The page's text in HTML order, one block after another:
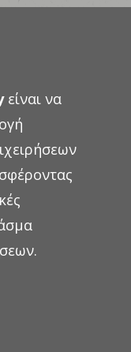
είναι να